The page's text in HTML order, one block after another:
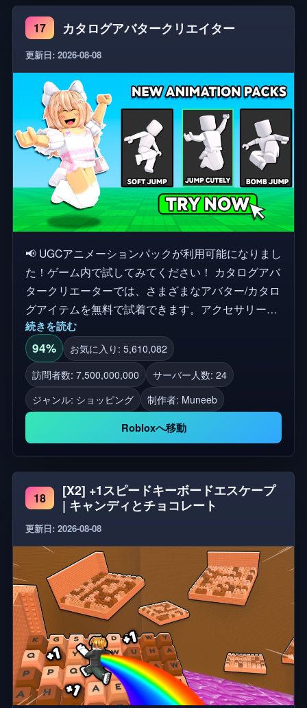
17 カタログアバタークリエイター
更新日: 2026-08-08
📢 UGCアニメーションパックが利用可能になりまし
た！ゲーム内で試してみてください！ カタログアバ
タークリエーターでは、さまざまなアバター/カタロ
グアイテムを無料で試着できます。アクセサリー、
帽子、限定アイテム、ヘアコンボ、バンドル、アニ
メーションパックなどが含まれます！また、50万以
上のコミュニティ制作の衣服のコレクションを閲覧
したり、経験の中で作成したアバターを保存したり
できます！ ✅ ゲーム内で行ったすべての購入は、
Robloxインベントリで利用可能で、すべてのゲーム
で使用できます。 ✨ ここでRobloxグループに参加し
てください：
https://www.roblox.com/groups/15102943 🏆「ファッ
ションの最高利用」Robloxイノベーション賞の受賞
者（2023年と2024年）
続きを読む
94%
お気に入り: 5,610,082
訪問者数: 7,500,000,000
サーバー人数: 24
ジャンル: ショッピング
制作者: Muneeb
Robloxへ移動
18
[X2] +1スピードキーボードエスケープ
| キャンディとチョコレート
更新日: 2026-08-08